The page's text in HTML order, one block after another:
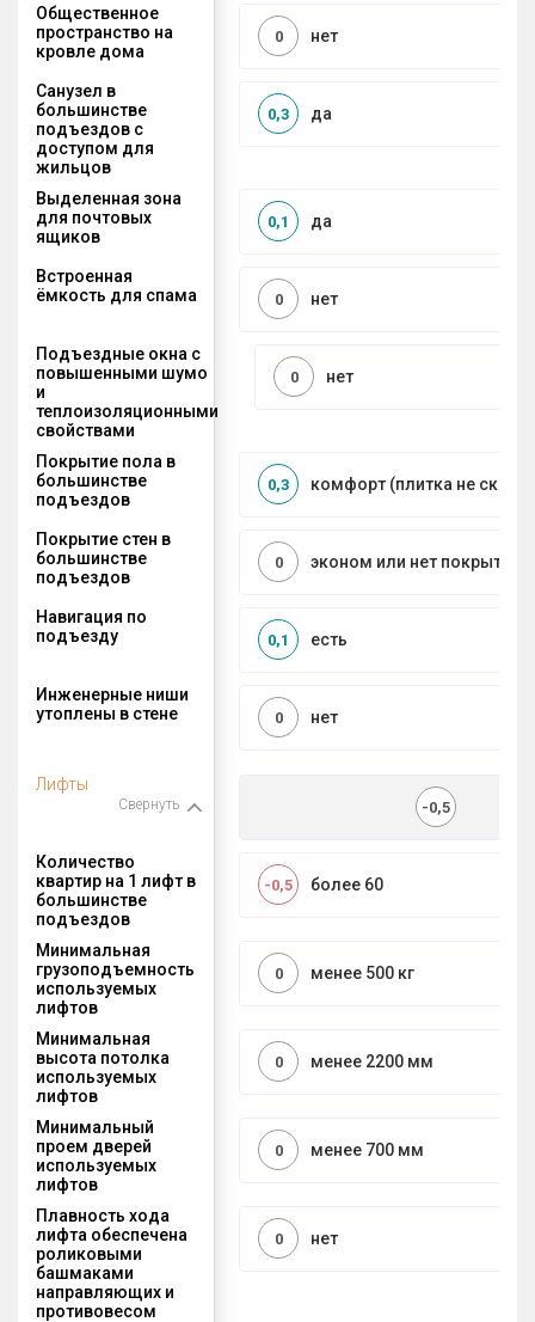
Общественное
пространство на
кровле дома
нет
0
Санузел в
большинстве
подъездов с
доступом для
жильцов
да
0,3
Выделенная зона
для почтовых
ящиков
да
0,1
Встроенная
ёмкость для спама
нет
0
Подъездные окна с
повышенными шумо
и
теплоизоляционными
свойствами
нет
0
Покрытие пола в
большинстве
подъездов
комфорт (плитка не
0,3
Покрытие стен в
большинстве
подъездов
эконом или нет покрытия
0
Навигация по
подъезду
есть
0,1
Инженерные ниши
утоплены в стене
нет
0
Лифты
Свернуть -0,5
Количество
квартир на 1 лифт в
большинстве
подъездов
более 60
-0,5
Минимальная
грузоподъемность
используемых
лифтов
менее 500 кг
0
Минимальная
высота потолка
используемых
лифтов
менее 2200 мм
0
Минимальный
проем дверей
используемых
лифтов
менее 700 мм
0
Плавность хода
лифта обеспечена
роликовыми
башмаками
направляющих и
противовесом
нет
0